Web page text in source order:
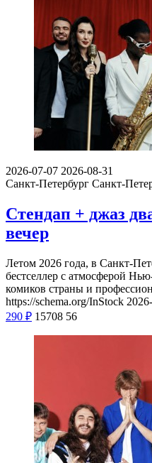
2026-07-07 2026-08-31
Санкт-Петербург Санкт-
Стендап + джаз
вечер
Летом 2026 года, в Санкт-
бестселлер с атмосферой
комиков страны и
https://schema.org/InStock
290 ₽ 15708 56